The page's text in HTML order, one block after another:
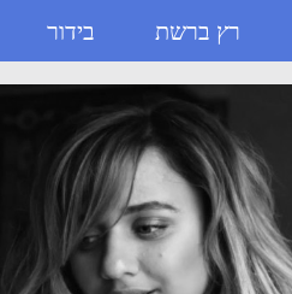
רץ ברשת בידור